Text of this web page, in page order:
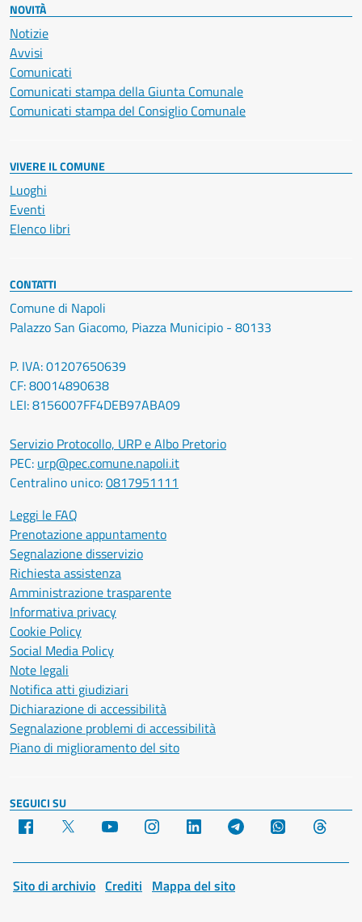
NOVITÀ
Notizie
Avvisi
Comunicati
Comunicati stampa della Giunta Comunale
Comunicati stampa del Consiglio Comunale
VIVERE IL COMUNE
Luoghi
Eventi
Elenco libri
CONTATTI
Comune di Napoli
Palazzo San Giacomo, Piazza Municipio - 80133
P. IVA: 01207650639
CF: 80014890638
LEI: 8156007FF4DEB97ABA09
Servizio Protocollo, URP e Albo Pretorio
PEC: urp@pec.comune.napoli.it
Centralino unico:0817951111
Leggi le FAQ
Prenotazione appuntamento
Segnalazione disservizio
Richiesta assistenza
Amministrazione trasparente
Informativa privacy
Cookie Policy
Social Media Policy
Note legali
Notifica atti giudiziari
Dichiarazione di accessibilità
Segnalazione problemi di accessibilità
Piano di miglioramento del sito
SEGUICI SU
Facebook YouTube Instagram LinkedIn Telegram WhatsApp
Sito di archivio Crediti Mappa del sito